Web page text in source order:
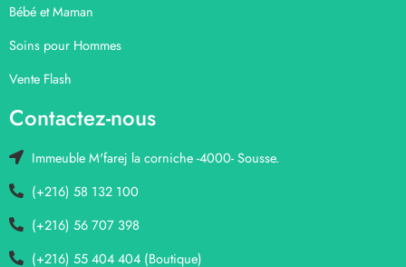
Bébé et Maman
Soins pour Hommes
Vente Flash
Contactez-nous
Immeuble M'farej la corniche -4000- Sousse.
(+216) 58 132 100
(+216) 56 707 398
(+216) 55 404 404 (Boutique)